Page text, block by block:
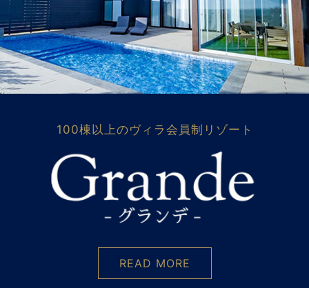
100棟以上のヴィラ会員制リゾート
READ MORE